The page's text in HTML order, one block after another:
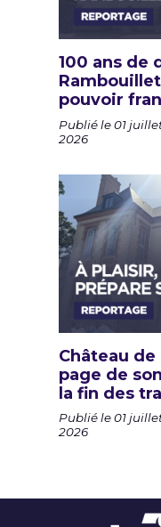
100 ans de
pouvoir
Publié le 01
2026
Château
page de
la fin des
Publié le 01
2026